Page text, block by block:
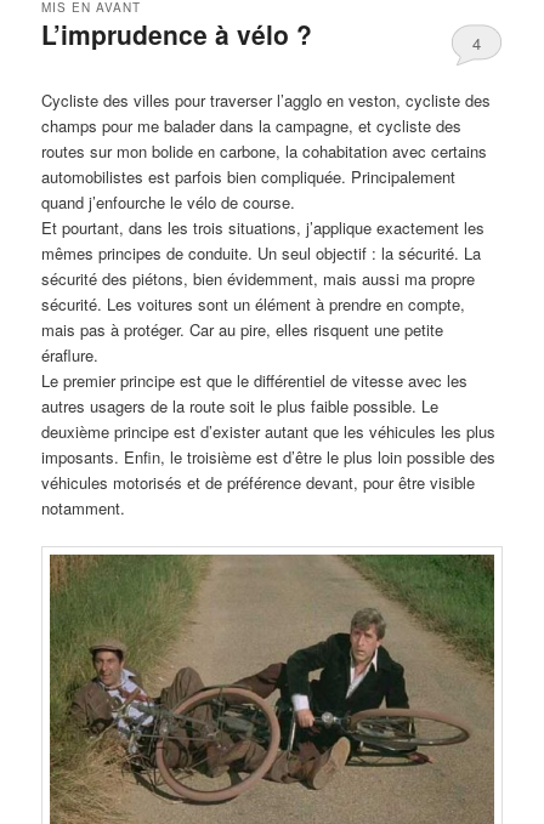
L’imprudence à vélo ?
MIS EN AVANT
4
Cycliste des villes pour traverser l’agglo en veston, cycliste des
champs pour me balader dans la campagne, et cycliste des
routes sur mon bolide en carbone, la cohabitation avec certains
automobilistes est parfois bien compliquée. Principalement
quand j’enfourche le vélo de course.
Et pourtant, dans les trois situations, j’applique exactement les
mêmes principes de conduite. Un seul objectif : la sécurité. La
sécurité des piétons, bien évidemment, mais aussi ma propre
sécurité. Les voitures sont un élément à prendre en compte,
mais pas à protéger. Car au pire, elles risquent une petite
éraflure.
Le premier principe est que le différentiel de vitesse avec les
autres usagers de la route soit le plus faible possible. Le
deuxième principe est d’exister autant que les véhicules les plus
imposants. Enfin, le troisième est d’être le plus loin possible des
véhicules motorisés et de préférence devant, pour être visible
notamment.